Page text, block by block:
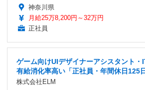
神奈川県
月給25万8,200円～32万円
正社員
ゲーム向けUIデザイナーアシスタント・
有給消化率高い「正社員・年間休日125日
株式会社ELM